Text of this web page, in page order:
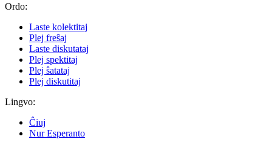
Ordo:
Laste kolektitaj
Plej freŝaj
Laste diskutataj
Plej spektitaj
Plej ŝatataj
Plej diskutitaj
Lingvo:
Ĉiuj
Nur Esperanto